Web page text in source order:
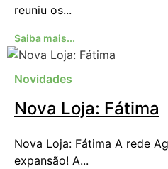
reuniu os...
Saiba mais...
Novidades
Nova Loja: Fátima
Nova Loja: Fátima A rede
expansão! A...